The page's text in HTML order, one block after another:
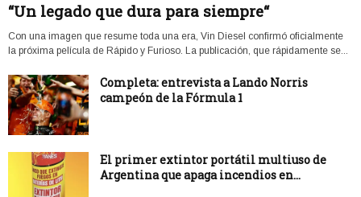
“Un legado que dura para siempre“
Con una imagen que resume toda una era, Vin Diesel confirmó oficialmente
la próxima película de Rápido y Furioso. La publicación, que rápidamente se...
Completa: entrevista a Lando Norris
campeón de la Fórmula 1
El primer extintor portátil multiuso de
Argentina que apaga incendios en...